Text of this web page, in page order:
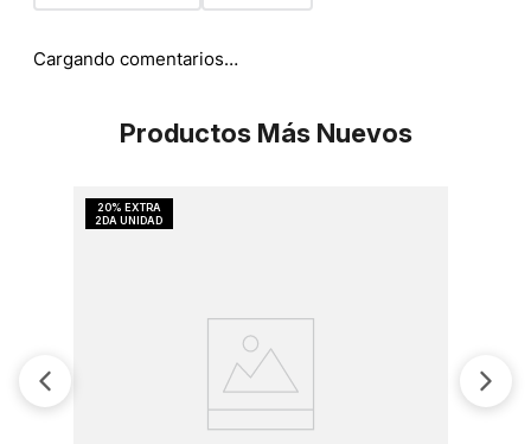
Cargando comentarios…
Productos Más Nuevos